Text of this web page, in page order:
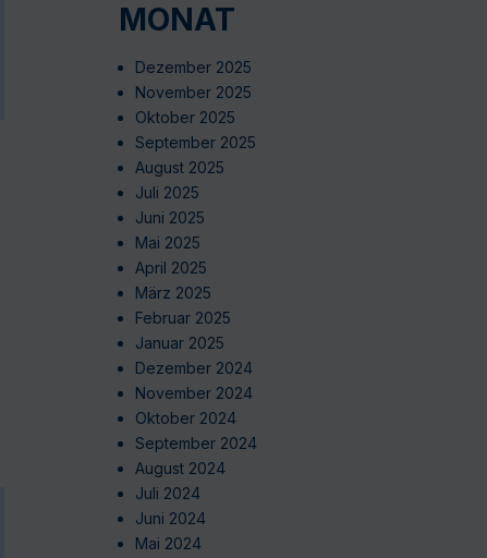
MONAT
Dezember 2025
November 2025
Oktober 2025
September 2025
August 2025
Juli 2025
Juni 2025
Mai 2025
April 2025
März 2025
Februar 2025
Januar 2025
Dezember 2024
November 2024
Oktober 2024
September 2024
August 2024
Juli 2024
Juni 2024
Mai 2024